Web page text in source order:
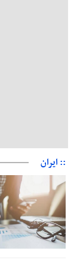
:: ایران